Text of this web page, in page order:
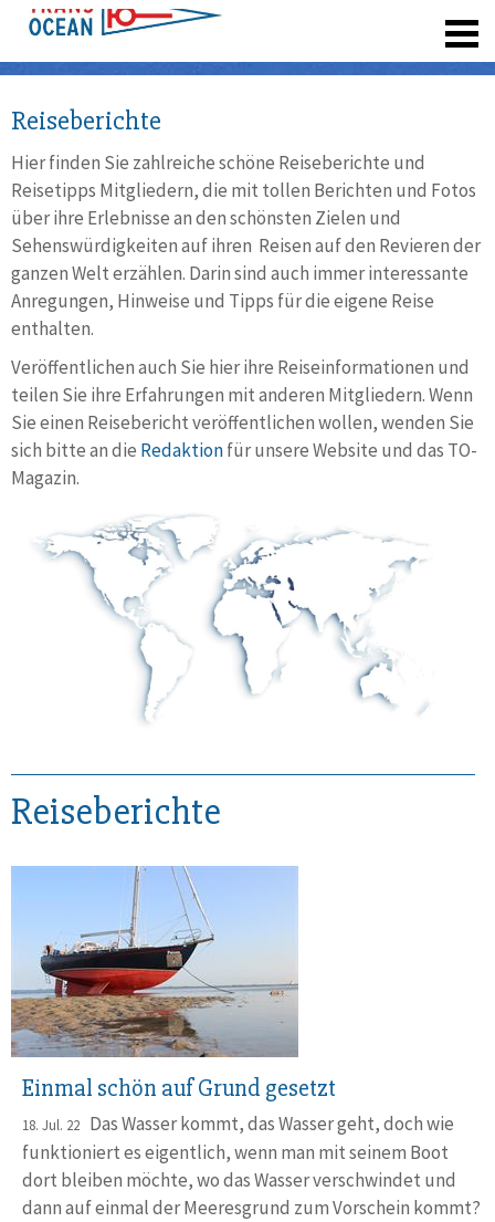
Reiseberichte
Hier finden Sie zahlreiche schöne Reiseberichte und
Reisetipps Mitgliedern, die mit tollen Berichten und Fotos
über ihre Erlebnisse an den schönsten Zielen und
Sehenswürdigkeiten auf ihren Reisen auf den Revieren der
ganzen Welt erzählen. Darin sind auch immer interessante
Anregungen, Hinweise und Tipps für die eigene Reise
enthalten.
Veröffentlichen auch Sie hier ihre Reiseinformationen und
teilen Sie ihre Erfahrungen mit anderen Mitgliedern. Wenn
Sie einen Reisebericht veröffentlichen wollen, wenden Sie
sich bitte an die Redaktionfür unsere Website und das TO-
Magazin.
Reiseberichte
Einmal schön auf Grund gesetzt
18. Jul. 22 Das Wasser kommt, das Wasser geht, doch wie
funktioniert es ei­gentlich, wenn man mit seinem Boot
dort bleiben möchte, wo das Wasser verschwindet und
dann auf einmal der Meeresgrund zum Vorschein kommt?